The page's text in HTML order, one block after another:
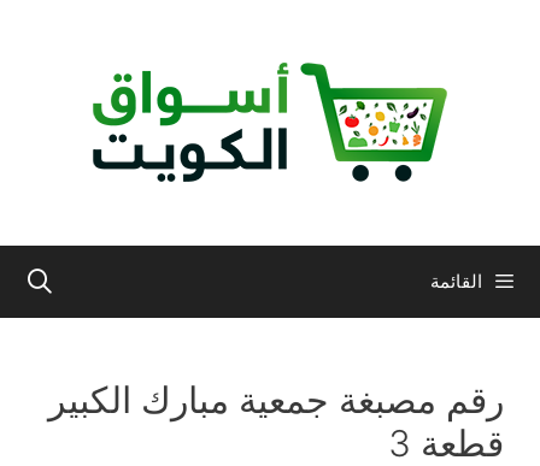
القائمة
رقم مصبغة جمعية مبارك الكبير
قطعة 3